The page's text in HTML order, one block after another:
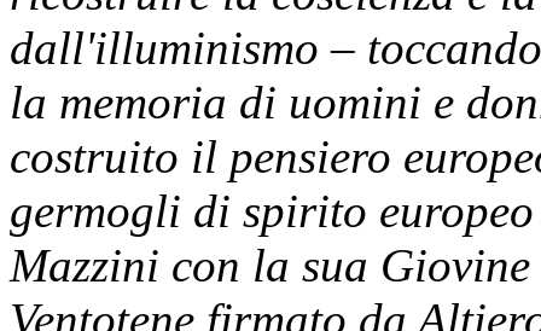
dall'illuminismo –
la memoria di uomini e
costruito il pensiero
germogli di spirito
Mazzini con la sua
Ventotene firmato da